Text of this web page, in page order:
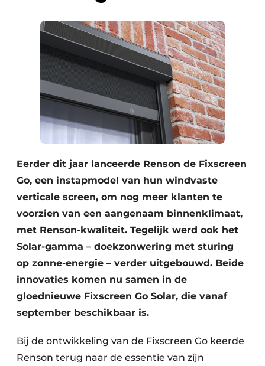
Eerder dit jaar lanceerde Renson de Fixscreen
Go, een instapmodel van hun windvaste
verticale screen, om nog meer klanten te
voorzien van een aangenaam binnenklimaat,
met Renson-kwaliteit. Tegelijk werd ook het
Solar-gamma – doekzonwering met sturing
op zonne-energie – verder uitgebouwd. Beide
innovaties komen nu samen in de
gloednieuwe Fixscreen Go Solar, die vanaf
september beschikbaar is.
Bij de ontwikkeling van de Fixscreen Go keerde
Renson terug naar de essentie van zijn